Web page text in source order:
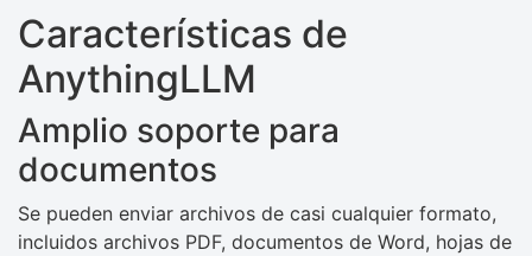
Características de
AnythingLLM
Amplio soporte para
documentos
Se pueden enviar archivos de casi cualquier formato,
incluidos archivos PDF, documentos de Word, hojas de